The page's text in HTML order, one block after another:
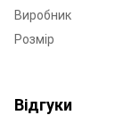
Виробник
Розмір
Відгуки